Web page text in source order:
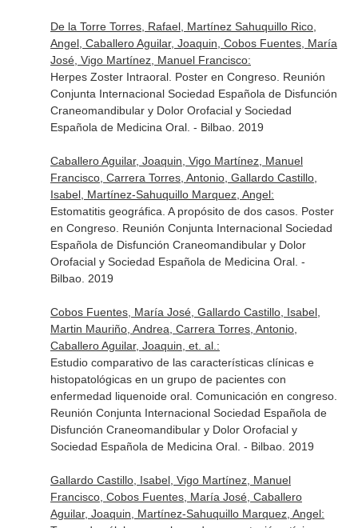
De la Torre Torres, Rafael, Martínez Sahuquillo Rico,
Angel, Caballero Aguilar, Joaquin, Cobos Fuentes, María
José, Vigo Martínez, Manuel Francisco:
Herpes Zoster Intraoral. Poster en Congreso. Reunión
Conjunta Internacional Sociedad Española de Disfunción
Craneomandibular y Dolor Orofacial y Sociedad
Española de Medicina Oral. - Bilbao. 2019
Caballero Aguilar, Joaquin, Vigo Martínez, Manuel
Francisco, Carrera Torres, Antonio, Gallardo Castillo,
Isabel, Martínez-Sahuquillo Marquez, Angel:
Estomatitis geográfica. A propósito de dos casos. Poster
en Congreso. Reunión Conjunta Internacional Sociedad
Española de Disfunción Craneomandibular y Dolor
Orofacial y Sociedad Española de Medicina Oral. -
Bilbao. 2019
Cobos Fuentes, María José, Gallardo Castillo, Isabel,
Martin Mauriño, Andrea, Carrera Torres, Antonio,
Caballero Aguilar, Joaquin, et. al.:
Estudio comparativo de las características clínicas e
histopatológicas en un grupo de pacientes con
enfermedad liquenoide oral. Comunicación en congreso.
Reunión Conjunta Internacional Sociedad Española de
Disfunción Craneomandibular y Dolor Orofacial y
Sociedad Española de Medicina Oral. - Bilbao. 2019
Gallardo Castillo, Isabel, Vigo Martínez, Manuel
Francisco, Cobos Fuentes, María José, Caballero
Aguilar, Joaquin, Martínez-Sahuquillo Marquez, Angel: